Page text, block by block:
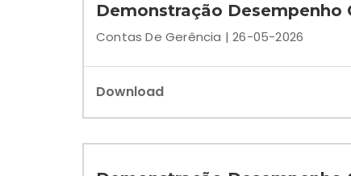
Demonstração Desempenho
Contas De Gerência | 26-05-2026
Download